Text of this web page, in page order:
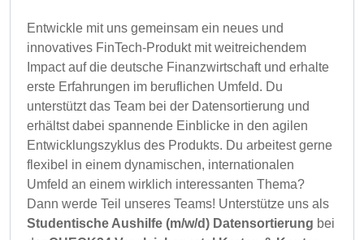
Entwickle mit uns gemeinsam ein neues und
innovatives FinTech-Produkt mit weitreichendem
Impact auf die deutsche Finanzwirtschaft und erhalte
erste Erfahrungen im beruflichen Umfeld. Du
unterstützt das Team bei der Datensortierung und
erhältst dabei spannende Einblicke in den agilen
Entwicklungszyklus des Produkts. Du arbeitest gerne
flexibel in einem dynamischen, internationalen
Umfeld an einem wirklich interessanten Thema?
Dann werde Teil unseres Teams! Unterstütze uns als
Studentische Aushilfe (m/w/d) Datensortierung bei